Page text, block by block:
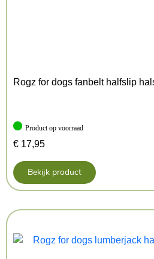
Rogz for dogs fanbelt halfslip
Product op voorraad
€ 17,95
Bekijk product